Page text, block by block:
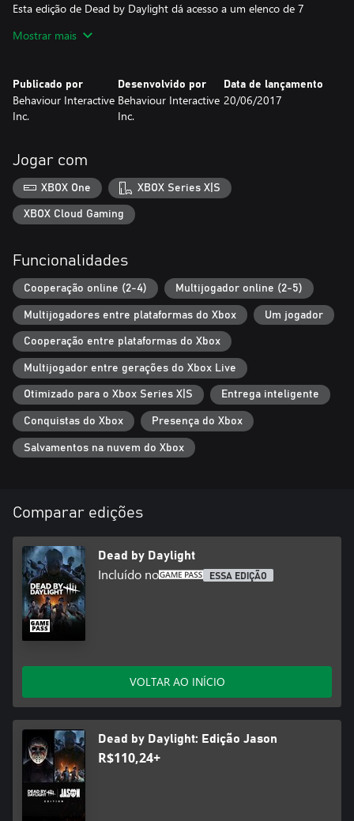
Esta edição de Dead by Daylight dá acesso a um elenco de 7
Bruxa, A Caçadora e O Médico) e 9 Sobreviventes (Meg, Thomas,
inclui dois complementos cosméticos repletos de trajes para
diversos personagens.
Mostrar mais
Publicado por
Behaviour Interactive
Inc.
Desenvolvido por
Behaviour Interactive
Inc.
Data de lançamento
20/06/2017
Jogar com
XBOX One XBOX Series X|S
XBOX Cloud Gaming
Funcionalidades
Cooperação online (2-4) Multijogador online (2-5)
Multijogadores entre plataformas do Xbox Um jogador
Cooperação entre plataformas do Xbox
Multijogador entre gerações do Xbox Live
Otimizado para o Xbox Series X|S Entrega inteligente
Conquistas do Xbox Presença do Xbox
Salvamentos na nuvem do Xbox
Comparar edições
Dead by Daylight
Incluído no ESSA EDIÇÃO
VOLTAR AO INÍCIO
Dead by Daylight: Edição Jason
R$110,24+